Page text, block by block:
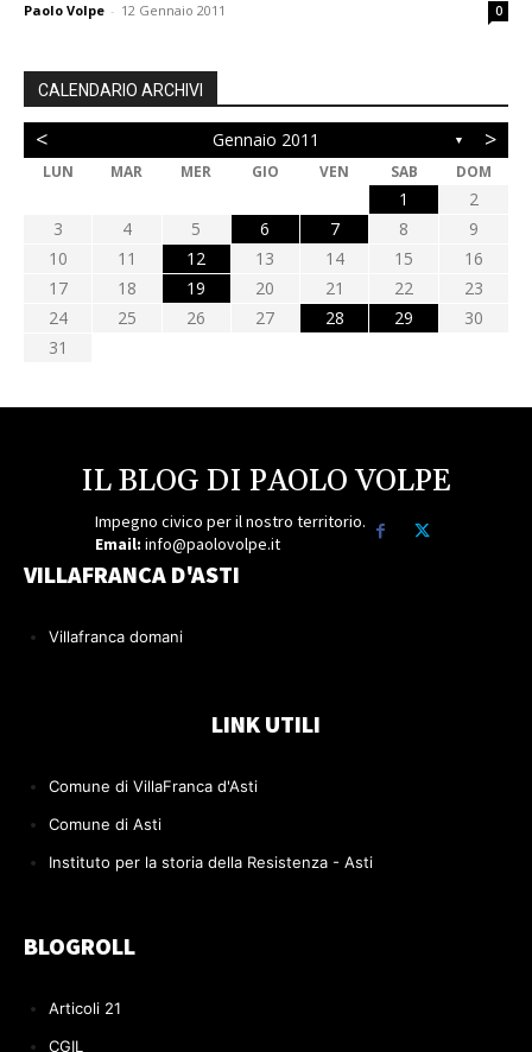
Paolo Volpe - 12 Gennaio 2011 0
CALENDARIO ARCHIVI
< Gennaio 2011 ▼ >
LUN MAR MER GIO VEN SAB DOM
1
2
3
4 5 6 7 8
9
10
11 12 13 14 15
16
17
18 19 20 21 22
23
24
25 26 27 28 29
30
31
IL BLOG DI PAOLO VOLPE
Impegno civico per il nostro territorio.
Email: info@paolovolpe.it
VILLAFRANCA D'ASTI
Villafranca domani
LINK UTILI
Comune di VillaFranca d'Asti
Comune di Asti
Instituto per la storia della Resistenza - Asti
BLOGROLL
Articoli 21
CGIL